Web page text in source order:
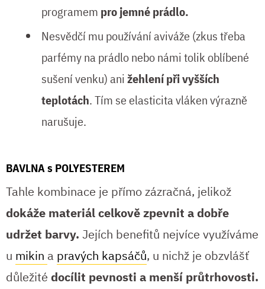
programem pro jemné prádlo.
Nesvědčí mu používání aviváže (zkus třeba
parfémy na prádlo nebo námi tolik oblíbené
sušení venku) ani žehlení při vyšších
teplotách. Tím se elasticita vláken výrazně
narušuje.
BAVLNA s POLYESTEREM
Tahle kombinace je přímo zázračná, jelikož
dokáže materiál celkově zpevnit a dobře
udržet barvy. Jejích benefitů nejvíce využíváme
u mikin a pravých kapsáčů, u nichž je obzvlášť
důležité docílit pevnosti a menší průtrhovosti.